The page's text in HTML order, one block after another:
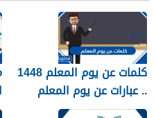
كلمات عن يوم المعلم 1448
.. عبارات عن يوم المعلم
مكتوبة 1448